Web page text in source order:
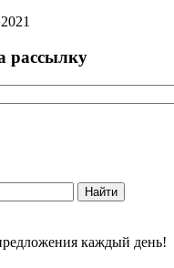
рассылку
каждый день!